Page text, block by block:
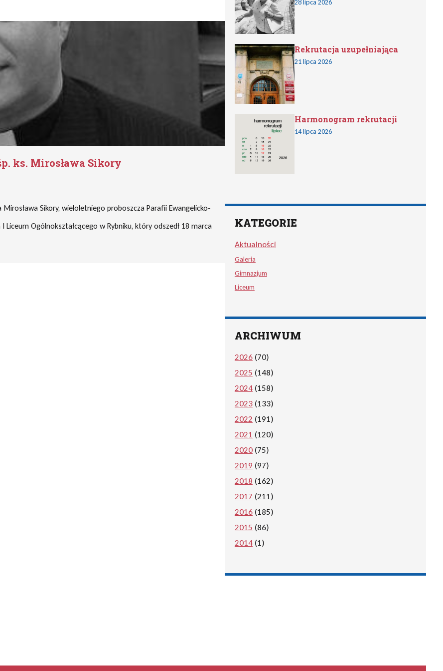
ks. Mirosława Sikory
Sikory, wieloletniego proboszcza Parafii Ewangelicko-
Ogólnokształcącego w Rybniku, który odszedł 18 marca
28 lipca 2026
Rekrutacja uzupełniająca
21 lipca 2026
Harmonogram rekrutacji
14 lipca 2026
KATEGORIE
Aktualności
Galeria
Gimnazjum
Liceum
ARCHIWUM
2026(70)
2025 (148)
2024(158)
2023(133)
2022 (191)
2021 (120)
2020(75)
2019 (97)
2018 (162)
2017 (211)
2016(185)
2015 (86)
2014(1)